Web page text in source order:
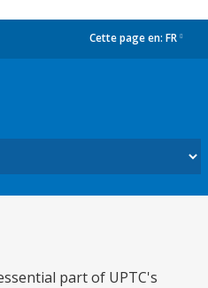
Cette page en: FR
part of UPTC's